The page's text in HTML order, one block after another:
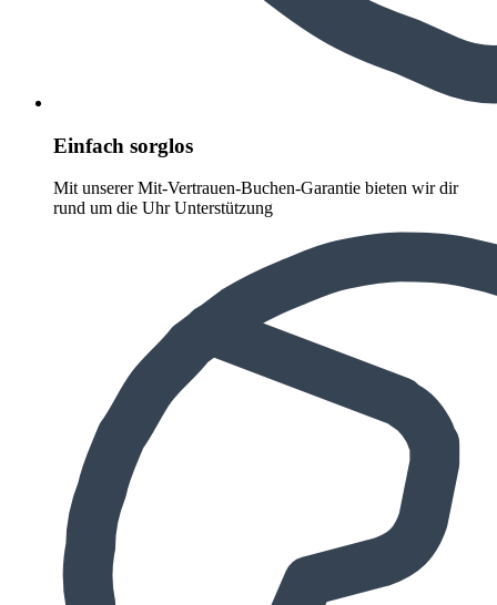
Einfach sorglos
Mit unserer Mit-Vertrauen-Buchen-Garantie bieten wir dir
rund um die Uhr Unterstützung